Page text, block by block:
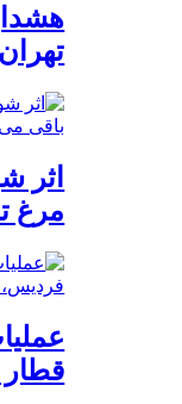
تهران
اثر
مرغ تا 22 ماه باقی